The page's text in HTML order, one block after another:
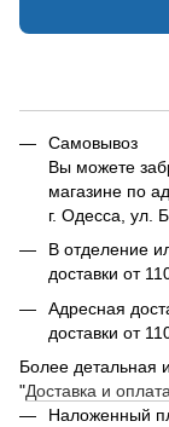
Самовывоз
Вы можете
магазине по
г. Одесса, ул.
В отделение
доставки от
Адресная
доставки от
Более детальная
"Доставка и оплата
Наложенный